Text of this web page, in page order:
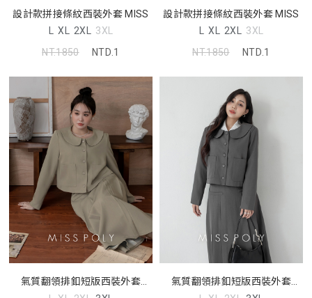
設計款拼接條紋西裝外套 MISS
L XL 2XL 3XL
NT.1850
NTD.1
設計款拼接條紋西裝外套 MISS
L XL 2XL 3XL
NT.1850
NTD.1
氣質翻領排釦短版西裝外套
氣質翻領排釦短版西裝外套